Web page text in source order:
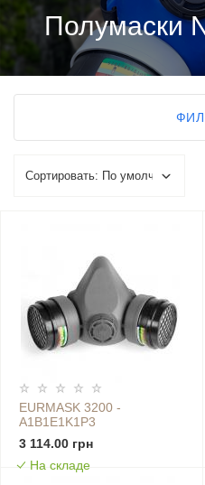
Полумаски
EURMASK 3200 -
A1B1E1K1P3
3 114.00 грн
На складе